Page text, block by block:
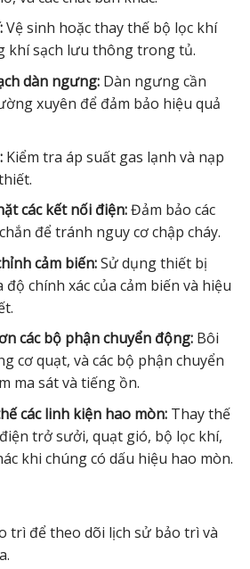
Vệ sinh hoặc thay thế bộ lọc khí
khí sạch lưu thông trong tủ.
dàn ngưng:Dàn ngưng cần
xuyên để đảm bảo hiệu quả
Kiểm tra áp suất gas lạnh và nạp
các kết nối điện:Đảm bảo các
để tránh nguy cơ chập cháy.
cảm biến:Sử dụng thiết bị
chính xác của cảm biến và hiệu
các bộ phận chuyển động:Bôi
cơ quạt, và các bộ phận chuyển
ma sát và tiếng ồn.
các linh kiện hao mòn:Thay thế
trở sưởi, quạt gió, bộ lọc khí,
khi chúng có dấu hiệu hao mòn.
trì để theo dõi lịch sử bảo trì và